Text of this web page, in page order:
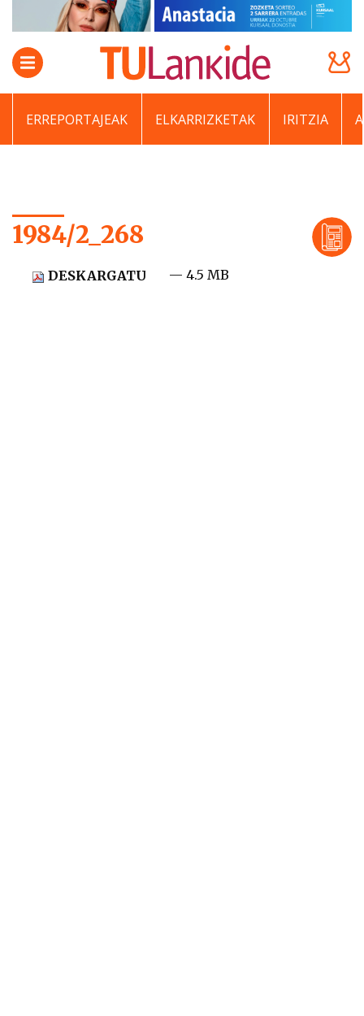
ERREPORTAJEAK ELKARRIZKETAK IRITZIA
1984/2_268
DESKARGATU — 4.5 MB